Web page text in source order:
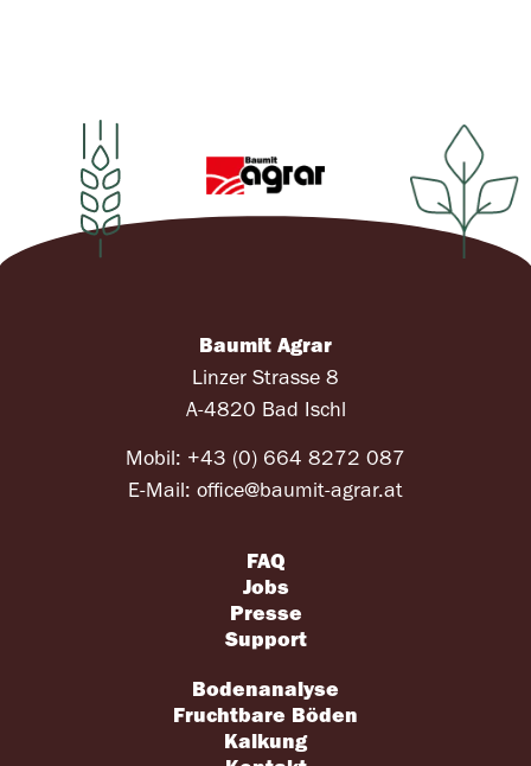
Baumit Agrar
Linzer Strasse 8
A-4820 Bad Ischl
Mobil: +43 (0) 664 8272 087
E-Mail: office@baumit-agrar.at
FAQ
Jobs
Presse
Support
Bodenanalyse
Fruchtbare Böden
Kalkung